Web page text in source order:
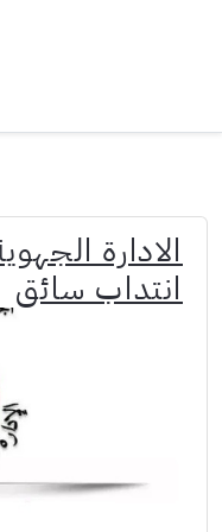
الادارة
انتداب سائق